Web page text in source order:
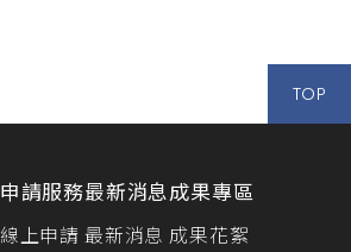
TOP
申請服務
線上申請
最新消息
最新消息
成果專區
成果花絮